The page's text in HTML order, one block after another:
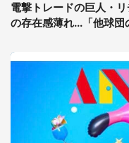
電撃トレードの巨人・
の存在感薄れ...「他球